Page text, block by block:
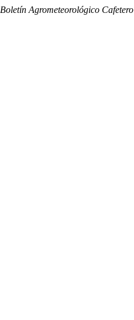
Boletín Agrometeorológico Cafetero